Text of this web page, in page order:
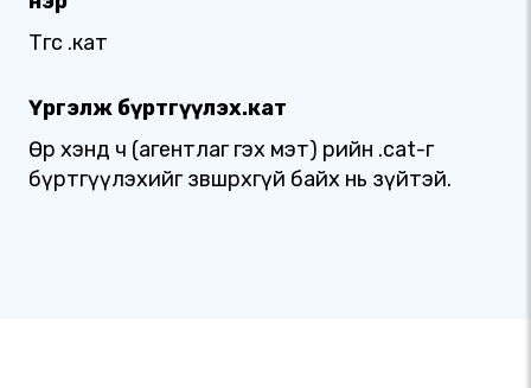
Төгс .кат
Үргэлж бүртгүүлэх.кат
Өөр хэнд ч (агентлаг гэх мэт) өөрийн .cat-г
бүртгүүлэхийг зөвшөөрөхгүй байх нь зүйтэй.